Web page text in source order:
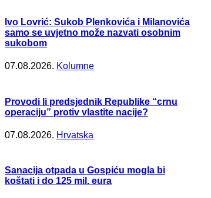
Ivo Lovrić: Sukob Plenkovića i Milanovića
samo se uvjetno može nazvati osobnim
sukobom
07.08.2026. Kolumne
Provodi li predsjednik Republike “crnu
operaciju” protiv vlastite nacije?
07.08.2026. Hrvatska
Sanacija otpada u Gospiću mogla bi
koštati i do 125 mil. eura